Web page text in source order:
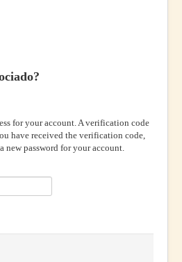
for your account. A verification code
have received the verification code,
new password for your account.